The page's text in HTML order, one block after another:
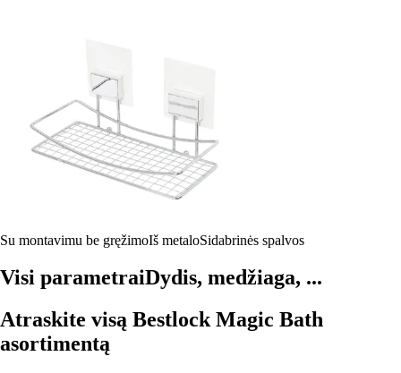
Su montavimu be gręžimoIš metaloSidabrinės spalvos
Visi parametraiDydis, medžiaga, ...
Atraskite visą Bestlock Magic Bath
asortimentą